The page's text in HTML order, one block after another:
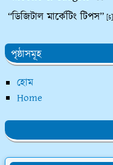
“ডিজিটাল মার্কেটিং টিপস” [5]
পৃষ্ঠাসমূহ
হোম
Home